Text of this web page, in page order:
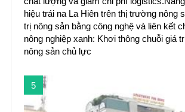
hiệu trái na La Hiên trên thị trường nông
trị nông sản bằng công nghệ và liên kết
nông nghiệp xanh: Khơi thông chuỗi giá
nông sản chủ lực
5